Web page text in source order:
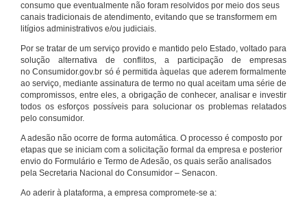
consumo que eventualmente não foram resolvidos por meio dos seus
canais tradicionais de atendimento, evitando que se transformem em
litígios administrativos e/ou judiciais.
Por se tratar de um serviço provido e mantido pelo Estado, voltado para
solução alternativa de conflitos, a participação de empresas
no Consumidor.gov.br só é permitida àquelas que aderem formalmente
ao serviço, mediante assinatura de termo no qual aceitam uma série de
compromissos, entre eles, a obrigação de conhecer, analisar e investir
todos os esforços possíveis para solucionar os problemas relatados
pelo consumidor.
A adesão não ocorre de forma automática. O processo é composto por
etapas que se iniciam com a solicitação formal da empresa e posterior
envio do Formulário e Termo de Adesão, os quais serão analisados
pela Secretaria Nacional do Consumidor – Senacon.
Ao aderir à plataforma, a empresa compromete-se a: